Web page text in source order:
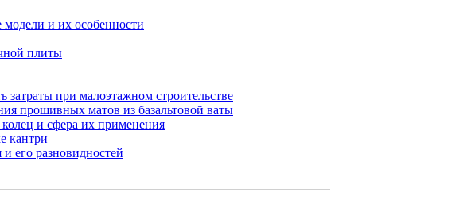
и их особенности
плиты
при малоэтажном строительстве
прошивных матов из базальтовой ваты
и сфера их применения
кантри
его разновидностей